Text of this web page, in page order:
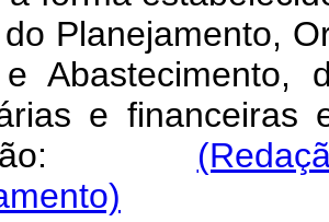
Planejamento,
Abastecimento,
e financeiras